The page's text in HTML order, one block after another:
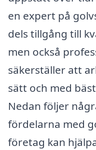
en expert på
dels tillgång till
men också
säkerställer att
sätt och med
Nedan följer
fördelarna med
företag kan